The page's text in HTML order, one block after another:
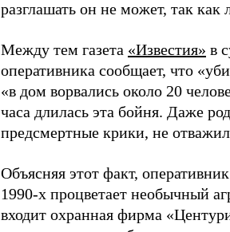
разглашать он не может, так
Между тем газета «Известия» в
оперативника сообщает, что
«в дом ворвались около 20
часа длилась эта бойня. Даже
предсмертные крики, не
Объясняя этот факт,
1990-х процветает необычный
входит охранная фирма